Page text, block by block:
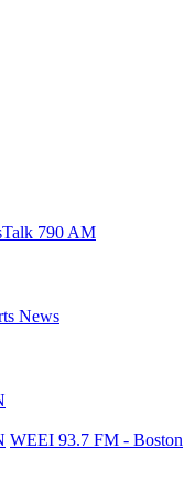
790 AM
News
WEEI 93.7 FM - Boston